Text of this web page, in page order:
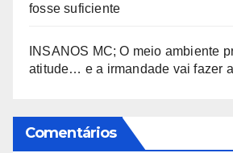
fosse suficiente
INSANOS MC; O meio ambiente
atitude… e a irmandade vai fazer
Comentários